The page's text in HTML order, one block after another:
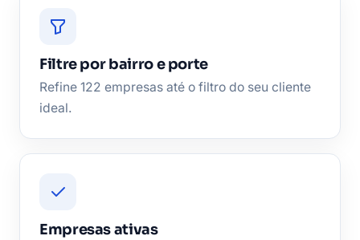
Filtre por bairro e porte
Refine 122 empresas até o filtro do seu cliente
ideal.
Empresas ativas